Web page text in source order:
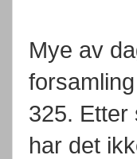
Mye av
325. Etter
har det